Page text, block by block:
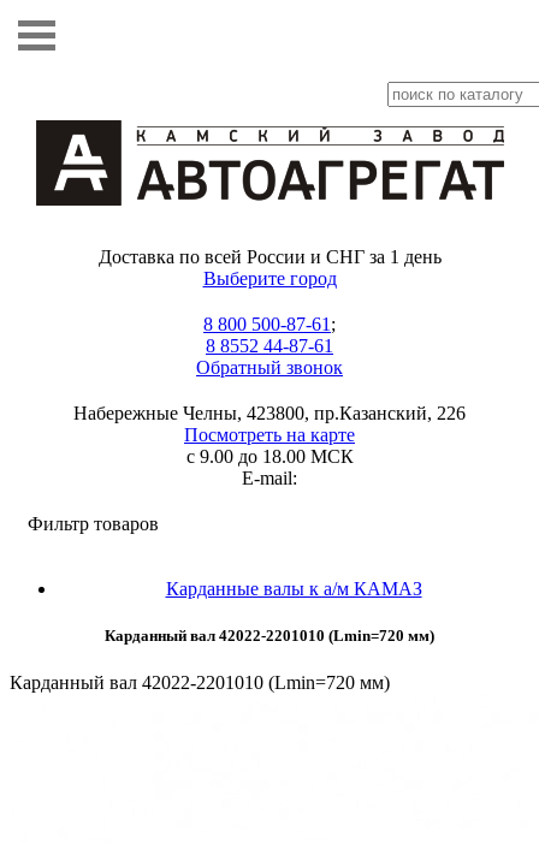
Доставка по всей России и СНГ за 1 день
Выберите город
8 800 500-87-61 ;
8 8552 44-87-61
Обратный звонок
Набережные Челны, 423800, пр.Казанский, 226
Посмотреть на карте
с 9.00 до 18.00 МСК
E-mail:
Фильтр товаров
Карданные валы к а/м КАМАЗ
Карданный вал 42022-2201010 (Lmin=720 мм)
Карданный вал 42022-2201010 (Lmin=720 мм)